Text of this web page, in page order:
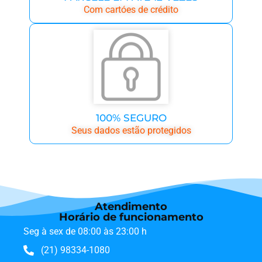
Com cartóes de crédito
100% SEGURO
Seus dados estão protegidos
Atendimento
Horário de funcionamento
Seg à sex de 08:00 às 23:00 h
(21) 98334-1080